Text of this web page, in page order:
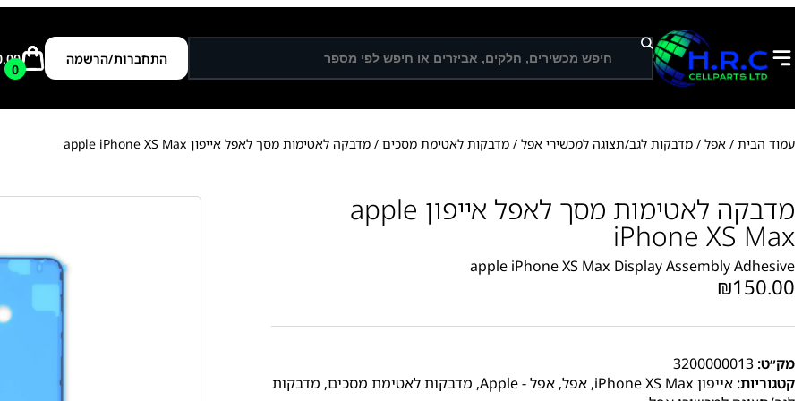
ח
י
פ
התחברות/הרשמה
0
עמוד הבית / אפל / מדבקות לגב/תצוגה למכשירי אפל / מדבקות לאטימת מסכים / מדבקה לאטימות מסך לאפל אייפון apple iPhone XS Max
מדבקה לאטימות מסך לאפל אייפון apple
iPhone XS Max
apple iPhone XS Max Display Assembly Adhesive
₪150.00
מק״ט: 3200000013
קטגוריות: אייפון iPhone XS Max , אפל, אפל - Apple , מדבקות לאטימת מסכים, מדבקות